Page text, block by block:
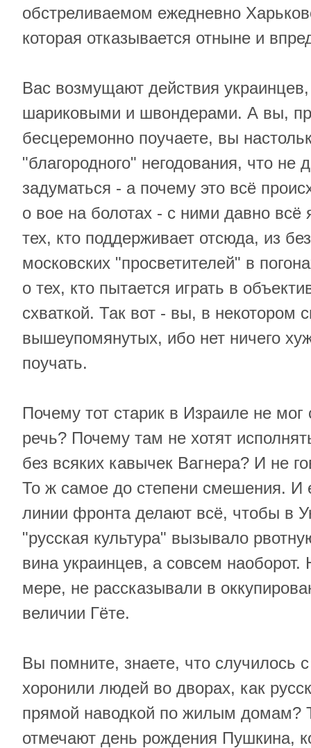
обстреливаемом ежедневно
которая отказывается отныне и
Вас возмущают действия
шариковыми и швондерами. А вы,
бесцеремонно поучаете, вы
"благородного" негодования, что не
задуматься - а почему это всё
о вое на болотах - с ними давно всё
тех, кто поддерживает отсюда, из
московских "просветителей" в
о тех, кто пытается играть в
схваткой. Так вот - вы, в некотором
вышеупомянутых, ибо нет ничего
поучать.
Почему тот старик в Израиле не
речь? Почему там не хотят
без всяких кавычек Вагнера? И не
То ж самое до степени смешения. И
линии фронта делают всё, чтобы в
"русская культура" вызывало
вина украинцев, а совсем
мере, не рассказывали в
величии Гёте.
Вы помните, знаете, что случилось
хоронили людей во дворах, как
прямой наводкой по жилым домам?
отмечают день рождения Пушкина,